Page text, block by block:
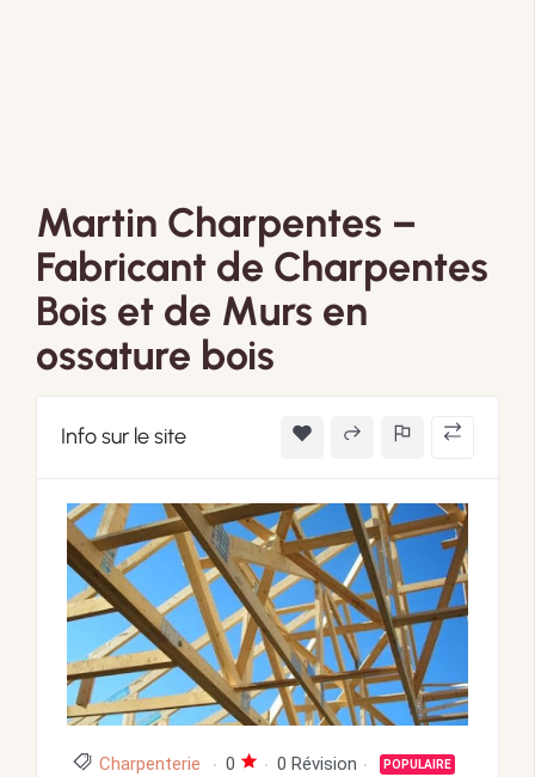
Martin Charpentes –
Fabricant de Charpentes
Bois et de Murs en
ossature bois
Info sur le site
Charpenterie 0 0 Révision POPULAIRE